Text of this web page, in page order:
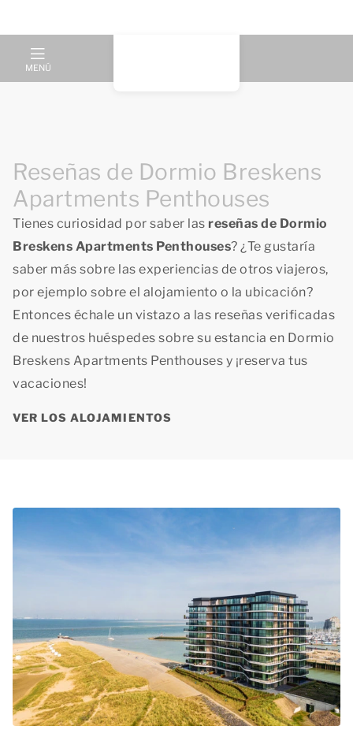
MENÚ
Reseñas de Dormio Breskens
Apartments Penthouses
Tienes curiosidad por saber las reseñas de Dormio
Breskens Apartments Penthouses? ¿Te gustaría
saber más sobre las experiencias de otros viajeros,
por ejemplo sobre el alojamiento o la ubicación?
Entonces échale un vistazo a las reseñas verificadas
de nuestros huéspedes sobre su estancia en Dormio
Breskens Apartments Penthouses y ¡reserva tus
vacaciones!
VER LOS ALOJAMIENTOS